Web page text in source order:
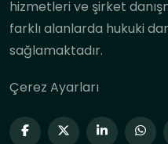
hizmetleri ve şirket
farklı alanlarda hukuki
sağlamaktadır.
Çerez Ayarları